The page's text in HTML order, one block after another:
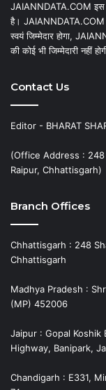
JAIANNDATA.COM इस
है। JAIANNDATA.COM
स्वयं जिम्मेदार होगा,
की कोई भी जिम्मेदारी नहीं
Contact Us
Editor - BHARAT
(Office Address :
Raipur, Chhattisgarh)
Branch Offices
Chhattisgarh : 248
Chhattisgarh
Madhya Pradesh :
(MP) 452006
Jaipur : Gopal Koshik
Highway, Banipark,
Chandigarh : E331,